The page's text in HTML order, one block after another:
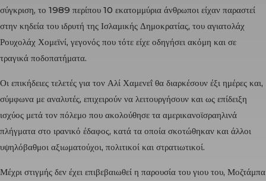
σύγκριση, το 1989 περίπου 10 εκατομμύρια άνθρωποι είχαν παραστεί
στην κηδεία του ιδρυτή της Ισλαμικής Δημοκρατίας, του αγιατολάχ
Ρουχολάχ Χομεϊνί, γεγονός που τότε είχε οδηγήσει ακόμη και σε
τραγικά ποδοπατήματα.
Οι επικήδειες τελετές για τον Αλί Χαμενεΐ θα διαρκέσουν έξι ημέρες και,
σύμφωνα με αναλυτές, επιχειρούν να λειτουργήσουν και ως επίδειξη
ισχύος μετά τον πόλεμο που ακολούθησε τα αμερικανοϊσραηλινά
πλήγματα στο ιρανικό έδαφος, κατά τα οποία σκοτώθηκαν και άλλοι
υψηλόβαθμοι αξιωματούχοι, πολιτικοί και στρατιωτικοί.
Μέχρι στιγμής δεν έχει επιβεβαιωθεί η παρουσία του γιου του, Μοζτάμπα